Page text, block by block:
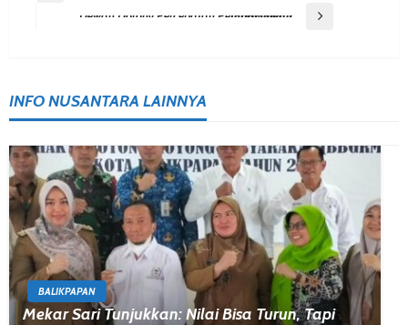
Navigation
Dewan Dorong Percepatan Pembangunan Infrastruktur
INFO NUSANTARA LAINNYA
BALIKPAPAN
Mekar Sari Tunjukkan: Nilai Bisa Turun, Tapi